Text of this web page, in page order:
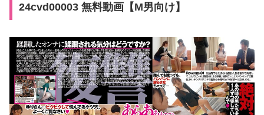
24cvd00003 無料動画【M男向け】